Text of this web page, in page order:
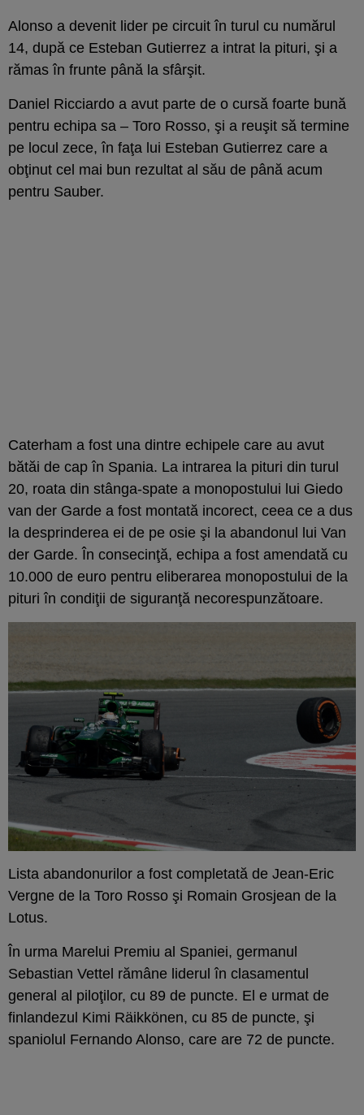
Alonso a devenit lider pe circuit în turul cu numărul
14, după ce Esteban Gutierrez a intrat la pituri, şi a
rămas în frunte până la sfârşit.
Daniel Ricciardo a avut parte de o cursă foarte bună
pentru echipa sa – Toro Rosso, şi a reuşit să termine
pe locul zece, în faţa lui Esteban Gutierrez care a
obţinut cel mai bun rezultat al său de până acum
pentru Sauber.
Caterham a fost una dintre echipele care au avut
bătăi de cap în Spania. La intrarea la pituri din turul
20, roata din stânga-spate a monopostului lui Giedo
van der Garde a fost montată incorect, ceea ce a dus
la desprinderea ei de pe osie şi la abandonul lui Van
der Garde. În consecinţă, echipa a fost amendată cu
10.000 de euro pentru eliberarea monopostului de la
pituri în condiţii de siguranţă necorespunzătoare.
Lista abandonurilor a fost completată de Jean-Eric
Vergne de la Toro Rosso şi Romain Grosjean de la
Lotus.
În urma Marelui Premiu al Spaniei, germanul
Sebastian Vettel rămâne liderul în clasamentul
general al piloţilor, cu 89 de puncte. El e urmat de
finlandezul Kimi Räikkönen, cu 85 de puncte, şi
spaniolul Fernando Alonso, care are 72 de puncte.